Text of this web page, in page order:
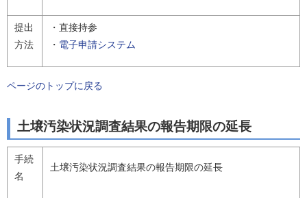
提出
方法
・直接持参
・ 電子申請システム
ページのトップに戻る
土壌汚染状況調査結果の報告期限の延長
手続
名
土壌汚染状況調査結果の報告期限の延長